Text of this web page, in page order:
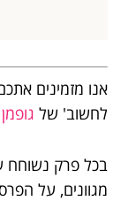
לחשוב' של
בכל פרק נשוחח
מגוונים, על